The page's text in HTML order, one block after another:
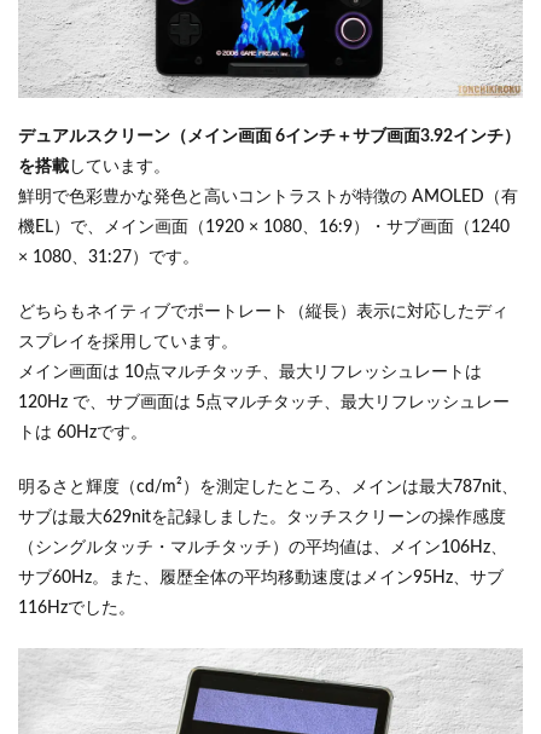
デュアルスクリーン（メイン画面 6インチ＋サブ画面3.92インチ）
を搭載 しています。
鮮明で色彩豊かな発色と高いコントラストが特徴の AMOLED（有
機EL）で、メイン画面（1920 × 1080、16:9）・サブ画面（1240
× 1080、31:27）です。
どちらもネイティブでポートレート（縦長）表示に対応したディ
スプレイを採用しています。
メイン画面は 10点マルチタッチ、最大リフレッシュレートは
120Hz で、サブ画面は 5点マルチタッチ、最大リフレッシュレー
トは 60Hzです。
明るさと輝度（cd/m²）を測定したところ、メインは最大787nit、
サブは最大629nitを記録しました。タッチスクリーンの操作感度
（シングルタッチ・マルチタッチ）の平均値は、メイン106Hz、
サブ60Hz。また、履歴全体の平均移動速度はメイン95Hz、サブ
116Hzでした。